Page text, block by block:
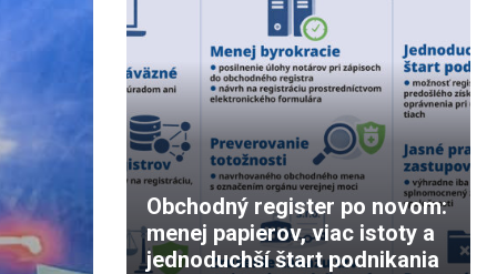
Obchodný register po novom:
menej papierov, viac istoty a
jednoduchší štart podnikania